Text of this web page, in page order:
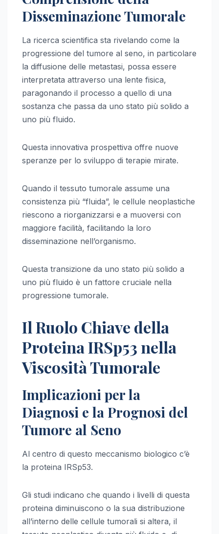
Disseminazione Tumorale
La ricerca scientifica sta rivelando come la
progressione del tumore al seno, in particolare
la diffusione delle metastasi, possa essere
interpretata attraverso una lente fisica,
paragonando il processo a quello di una
sostanza che passa da uno stato più solido a
uno più fluido.
Questa innovativa prospettiva offre nuove
speranze per lo sviluppo di terapie mirate.
Quando il tessuto tumorale assume una
consistenza più “fluida”, le cellule neoplastiche
riescono a riorganizzarsi e a muoversi con
maggiore facilità, facilitando la loro
disseminazione nell’organismo.
Questa transizione da uno stato più solido a
uno più fluido è un fattore cruciale nella
progressione tumorale.
Il Ruolo Chiave della
Proteina IRSp53 nella
Viscosità Tumorale
Implicazioni per la
Diagnosi e la Prognosi del
Tumore al Seno
Al centro di questo meccanismo biologico c’è
la proteina IRSp53.
Gli studi indicano che quando i livelli di questa
proteina diminuiscono o la sua distribuzione
all’interno delle cellule tumorali si altera, il